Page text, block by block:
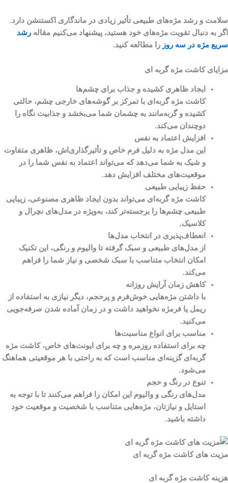
سلامت و رشد مژه‌های طبیعی تأثیر زیادی در ماندگاری اکستنشن دارد.
اگر به دنبال تقویت مژه‌های خود هستید، پیشنهاد می‌کنیم مقاله رشد
سریع مژه در سه روز را مطالعه کنید.
مزایای کاشت مژه گربه ای
ایجاد ظاهری کشیده و جذاب برای چشم‌ها
کاشت مژه گربه‌ای با تمرکز بر گوشه‌های خارجی چشم، حالتی
کشیده و گربه‌مانند به چشمان شما می‌بخشد و جذابیت نگاه را
دوچندان می‌کند.
افزایش اعتماد به نفس
این مدل مژه به دلیل فرم خاص و تأثیرگذاری‌اش، ظاهری متفاوت
و شیک به شما می‌دهد که می‌تواند اعتماد به نفس شما را در
موقعیت‌های مختلف افزایش دهد.
حفظ زیبایی طبیعی
کاشت مژه گربه‌ای می‌تواند بدون ایجاد ظاهری مصنوعی، زیبایی
طبیعی چشم‌ها را برجسته‌تر کند، به‌ویژه در مدل‌های نچرال و
کلاسیک.
انعطاف‌پذیری در انتخاب مدل‌ها
از مدل‌های طبیعی و سبک گرفته تا والیوم و رنگی، این تکنیک
امکان انتخاب متناسب با سبک شخصی و نیاز شما را فراهم
می‌کند.
کاهش زمان آرایش روزانه
با داشتن مژه‌هایی خوش‌فرم و پرحجم، دیگر نیازی به استفاده از
ریمل یا فرمژه نخواهید داشت و در زمان آماده شدن صرفه‌جویی
می‌کنید.
مناسب برای انواع مناسبت‌ها
چه برای استفاده روزمره و چه برای ایونت‌های خاص، کاشت مژه
گربه‌ای گزینه‌ای مناسب است که به راحتی با هر موقعیتی هماهنگ
می‌شود.
تنوع در رنگ و حجم
مدل‌های رنگی و والیوم این امکان را فراهم می‌کنند تا با توجه به
استایل و نیازتان، مژه‌هایی متناسب با شخصیت و موقعیت خود
داشته باشید.
مزیت های کاشت مژه گربه ای
هزینه کاشت مژه گربه ای